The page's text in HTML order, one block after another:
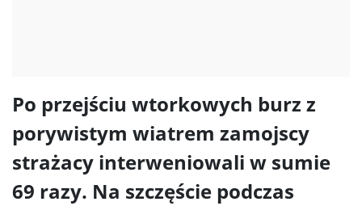
Po przejściu wtorkowych burz z
porywistym wiatrem zamojscy
strażacy interweniowali w sumie
69 razy. Na szczęście podczas